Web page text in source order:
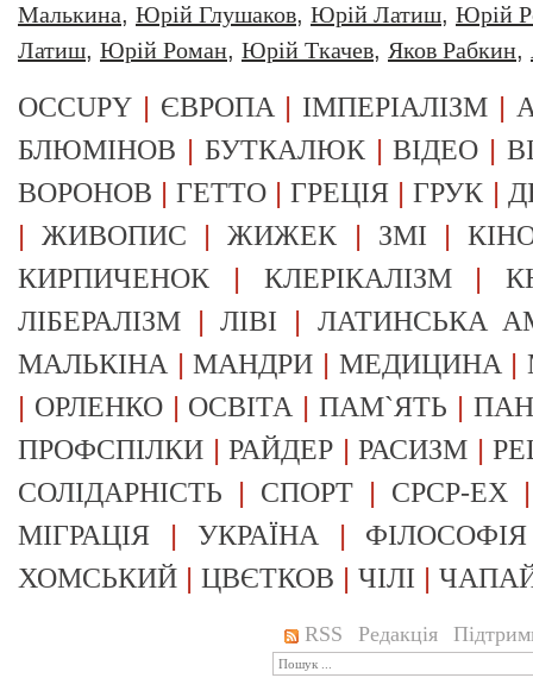
Малькина, Юрiй Глушаков, Юрiй Латиш, Юрiй
Латиш, Юрій Роман, Юрій Ткачев, Яков Рабкин,
OCCUPY | ЄВРОПА | ІМПЕРІАЛІЗМ |
БЛЮМІНОВ | БУТКАЛЮК|ВІДЕО |
ВОРОНОВ |ГЕТТО |ГРЕЦІЯ |ГРУК |
|ЖИВОПИС |ЖИЖЕК | ЗМІ |
КИРПИЧЕНОК | КЛЕРІКАЛІЗМ|
ЛІБЕРАЛІЗМ |ЛІВІ | ЛАТИНСЬКА
МАЛЬКІНА |МАНДРИ | МЕДИЦИНА |
| ОРЛЕНКО| ОСВІТА |ПАМ`ЯТЬ |
ПРОФСПІЛКИ |РАЙДЕР |РАСИЗМ |
СОЛІДАРНІСТЬ | СПОРТ | СРСР-EX
МІГРАЦІЯ | УКРАЇНА | ФІЛОСОФІЯ
ХОМСЬКИЙ | ЦВЄТКОВ | ЧІЛІ |
RSS Редакція